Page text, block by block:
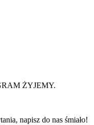
ŻYJEMY.
napisz do nas śmiało!